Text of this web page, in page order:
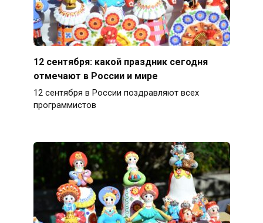
12 сентября: какой праздник сегодня
отмечают в России и мире
12 сентября в России поздравляют всех
программистов